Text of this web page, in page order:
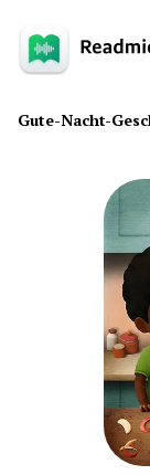
Gute-Nacht-